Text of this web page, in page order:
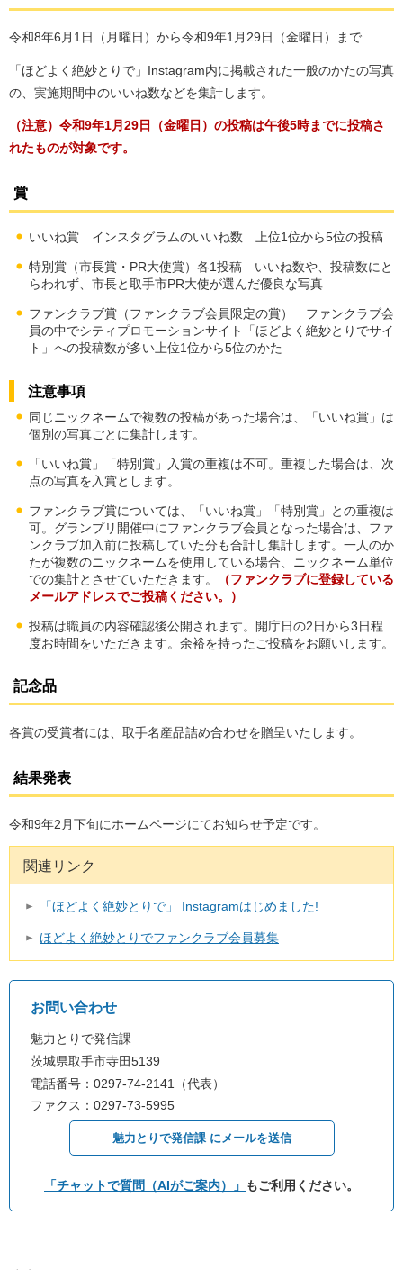
令和8年6月1日（月曜日）から令和9年1月29日（金曜日）まで
「ほどよく絶妙とりで」Instagram内に掲載された一般のかたの写真
の、実施期間中のいいね数などを集計します。
（注意）令和9年1月29日（金曜日）の投稿は午後5時までに投稿さ
れたものが対象です。
賞
いいね賞 インスタグラムのいいね数 上位1位から5位の投稿
特別賞（市長賞・PR大使賞）各1投稿 いいね数や、投稿数にと
らわれず、市長と取手市PR大使が選んだ優良な写真
ファンクラブ賞（ファンクラブ会員限定の賞） ファンクラブ会
員の中でシティプロモーションサイト「ほどよく絶妙とりでサイ
ト」への投稿数が多い上位1位から5位のかた
注意事項
同じニックネームで複数の投稿があった場合は、「いいね賞」は
個別の写真ごとに集計します。
「いいね賞」「特別賞」入賞の重複は不可。重複した場合は、次
点の写真を入賞とします。
ファンクラブ賞については、「いいね賞」「特別賞」との重複は
可。グランプリ開催中にファンクラブ会員となった場合は、ファ
ンクラブ加入前に投稿していた分も合計し集計します。一人のか
たが複数のニックネームを使用している場合、ニックネーム単位
での集計とさせていただきます。
（ファンクラブに登録している
メールアドレスでご投稿ください。）
投稿は職員の内容確認後公開されます。開庁日の2日から3日程
度お時間をいただきます。余裕を持ったご投稿をお願いします。
記念品
各賞の受賞者には、取手名産品詰め合わせを贈呈いたします。
結果発表
令和9年2月下旬にホームページにてお知らせ予定です。
関連リンク
「ほどよく絶妙とりで」 Instagramはじめました!
ほどよく絶妙とりでファンクラブ会員募集
お問い合わせ
魅力とりで発信課
茨城県取手市寺田5139
電話番号：0297-74-2141（代表）
ファクス：0297-73-5995
魅力とりで発信課 にメールを送信
「チャットで質問（AIがご案内）」 もご利用ください。